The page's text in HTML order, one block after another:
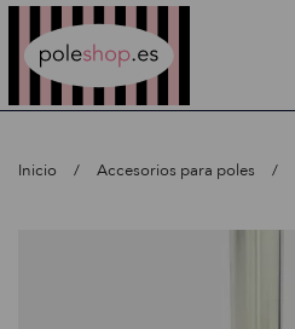
Inicio Accesorios para poles